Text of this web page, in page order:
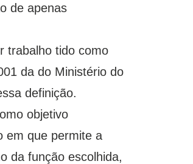
de apenas
trabalho tido como
da do Ministério do
definição.
objetivo
em que permite a
da função escolhida,